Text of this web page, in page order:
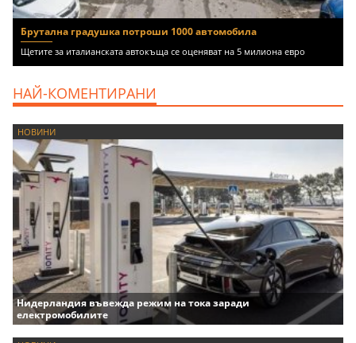
Брутална градушка потроши 1000 автомобила
Щетите за италианската автокъща се оценяват на 5 милиона евро
НАЙ-КОМЕНТИРАНИ
НОВИНИ
Нидерландия въвежда режим на тока заради
електромобилите